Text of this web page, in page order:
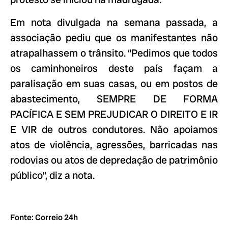
Em nota divulgada na semana passada, a
associação pediu que os manifestantes não
atrapalhassem o trânsito. “Pedimos que todos
os caminhoneiros deste país façam a
paralisação em suas casas, ou em postos de
abastecimento, SEMPRE DE FORMA
PACÍFICA E SEM PREJUDICAR O DIREITO E IR
E VIR de outros condutores. Não apoiamos
atos de violência, agressões, barricadas nas
rodovias ou atos de depredação de patrimônio
público”, diz a nota.
Fonte: Correio 24h